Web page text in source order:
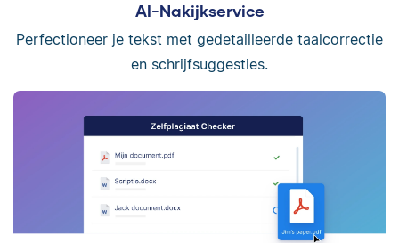
AI-Nakijkservice
Perfectioneer je tekst met gedetailleerde taalcorrectie
en schrijfsuggesties.